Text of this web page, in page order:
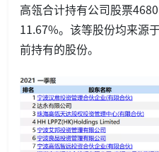
高瓴合计持有公司股票
11.67%。该等股份均来源
前持有的股份。